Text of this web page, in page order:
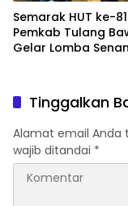
Semarak HUT ke-81
Pemkab Tulang
Gelar Lomba
Tinggalkan
Alamat email Anda
wajib ditandai *